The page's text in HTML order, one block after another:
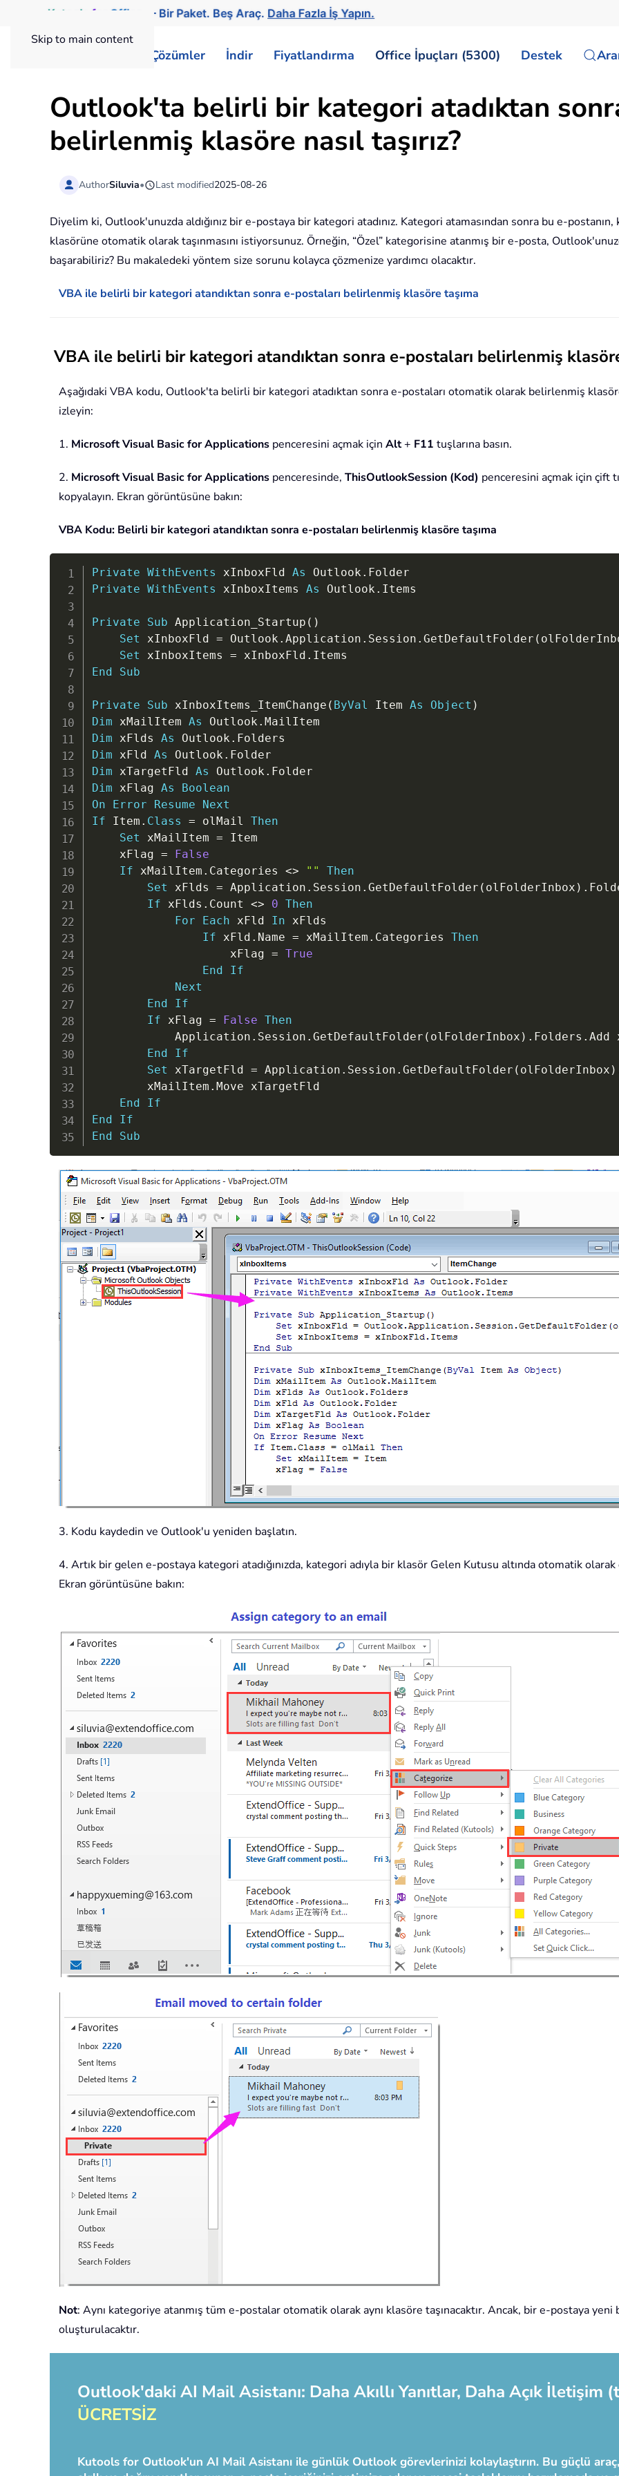
Skip to main content
Kutools for Office — Bir Paket. Beş Araç.Daha Fazla İş Yapın.
Çözümler İndir Fiyatlandırma Office İpuçları (5300) Destek
Outlook'ta belirli bir kategori atadıktan
belirlenmiş klasöre nasıl taşırız?
AuthorSiluvia• Last modified2025-08-26
Diyelim ki, Outlook'unuzda aldığınız bir e-postaya bir kategori atadınız. Kategori atamasından sonra bu e-
klasörüne otomatik olarak taşınmasını istiyorsunuz. Örneğin, “Özel” kategorisine atanmış bir e-posta,
başarabiliriz? Bu makaledeki yöntem size sorunu kolayca çözmenize yardımcı olacaktır.
VBA ile belirli bir kategori atandıktan sonra e-postaları belirlenmiş klasöre taşıma
VBA ile belirli bir kategori atandıktan sonra e-postaları belirlenmiş
Aşağıdaki VBA kodu, Outlook'ta belirli bir kategori atadıktan sonra e-postaları otomatik olarak belirlenmiş klasöre
izleyin:
1. Microsoft Visual Basic for Applications penceresini açmak için Alt+ F11 tuşlarına basın.
2. Microsoft Visual Basic for Applications penceresinde, ThisOutlookSession (Kod) penceresini açmak için çift
kopyalayın. Ekran görüntüsüne bakın:
VBA Kodu: Belirli bir kategori atandıktan sonra e-postaları belirlenmiş klasöre taşıma
Private WithEvents xInboxFld As Outlook .
Private WithEvents xInboxItems As Outlook . Items
Private Sub Application_Startup ( )
Set xInboxFld = Outlook . Application . Session . GetDefaultFolder (
Set xInboxItems = xInboxFld .
End
Sub
Private Sub xInboxItems_ItemChange ( ByVal Item As Object )
Dim xMailItem As Outlook .
Dim xFlds As Outlook .
Dim xFld As Outlook .
Dim xTargetFld As Outlook .
Dim xFlag As
Boolean
On
Error Resume
Next
If Item . Class = olMail Then
Set xMailItem = Item
    xFlag
=
False
If xMailItem . Categories <> ""
Then
Set xFlds = Application . Session . GetDefaultFolder ( olFolderInbox ) .
If xFlds . Count <> 0 Then
For
Each xFld In xFlds
If xFld . Name = xMailItem . Categories Then
                    xFlag
= True
End
If
Next
End
If
If xFlag = False Then
            Application
. Session . GetDefaultFolder ( olFolderInbox ) . Folders . Add
End
If
Set xTargetFld = Application . Session . GetDefaultFolder ( olFolderInbox )
        xMailItem
. Move xTargetFld
End
If
End
If
End
Sub
3. Kodu kaydedin ve Outlook'u yeniden başlatın.
4. Artık bir gelen e-postaya kategori atadığınızda, kategori adıyla bir klasör Gelen Kutusu altında otomatik
Ekran görüntüsüne bakın:
Not: Aynı kategoriye atanmış tüm e-postalar otomatik olarak aynı klasöre taşınacaktır. Ancak, bir e-postaya
oluşturulacaktır.
Outlook'daki AI Mail Asistanı: Daha Akıllı Yanıtlar, Daha Açık İletişim
ÜCRETSİZ
Kutools for Outlook'un AI Mail Asistanı ile günlük Outlook görevlerinizi kolaylaştırın. Bu güçlü